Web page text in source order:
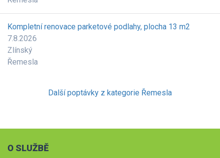
Kompletní renovace parketové podlahy, plocha 13 m2
7.8.2026
Zlínský
Řemesla
Další poptávky z kategorie Řemesla
O SLUŽBĚ